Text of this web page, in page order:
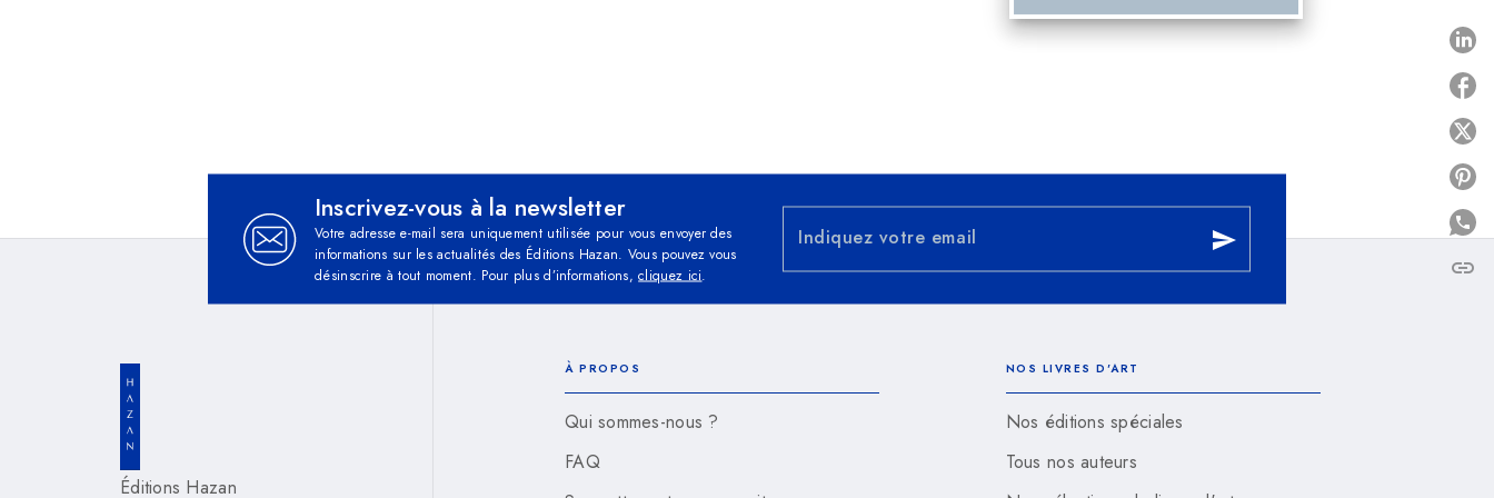
link
Inscrivez-vous à la newsletter
Votre adresse e-mail sera uniquement utilisée pour vous envoyer des
informations sur les actualités des Éditions Hazan. Vous pouvez vous
désinscrire à tout moment. Pour plus d’informations,cliquez ici.
Indiquez votre email send
Éditions Hazan
À PROPOS
Qui sommes-nous ?
FAQ
NOS LIVRES D'ART
Nos éditions spéciales
Tous nos auteurs